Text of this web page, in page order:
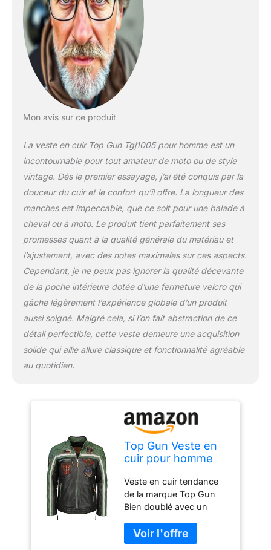
Mon avis sur ce produit
La veste en cuir Top Gun Tgj1005 pour homme est un
incontournable pour tout amateur de moto ou de style
vintage. Dès le premier essayage, j’ai été conquis par la
douceur du cuir et le confort qu’il offre. La longueur des
manches est impeccable, que ce soit pour une balade à
cheval ou à moto. Le produit tient parfaitement ses
promesses quant à la qualité générale du matériau et
l’ajustement, avec des notes maximales sur ces aspects.
Cependant, je ne peux pas ignorer la qualité décevante
de la poche intérieure dotée d’une fermeture velcro qui
gâche légèrement l’expérience globale d’un produit
aussi soigné. Malgré cela, si l’on fait abstraction de ce
détail perfectible, cette veste demeure une acquisition
solide qui allie allure classique et fonctionnalité agréable
au quotidien.
Top Gun Veste en
cuir pour homme
Noir/vert/crème,
XXL
Veste en cuir tendance
de la marque Top Gun
Bien doublé avec un
Mit schönen Top Gun
Stickereien Avec ceinture